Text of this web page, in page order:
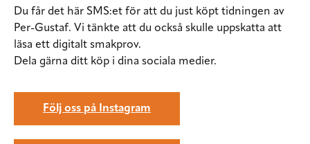
Du får det här SMS:et för att du just köpt tidningen av
Per-Gustaf. Vi tänkte att du också skulle uppskatta att
läsa ett digitalt smakprov.
Dela gärna ditt köp i dina sociala medier.
Följ oss på Instagram